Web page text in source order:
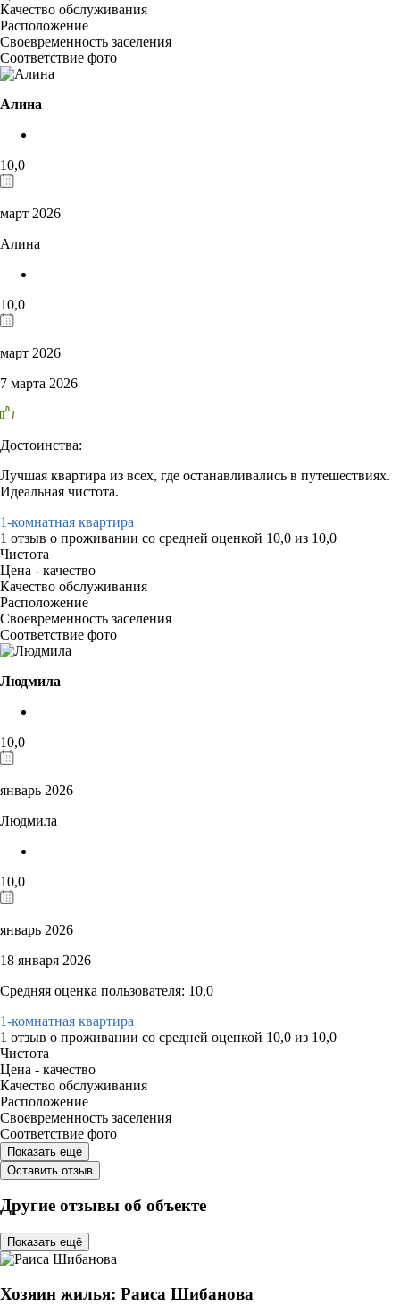
Качество обслуживания
Расположение
Своевременность заселения
Соответствие фото
Алина
10,0
март 2026
Алина
10,0
март 2026
7 марта 2026
Достоинства:
Лучшая квартира из всех, где останавливались в путешествиях.
Идеальная чистота.
1-комнатная квартира
1 отзыв о проживании со средней оценкой 10,0 из 10,0
Чистота
Цена - качество
Качество обслуживания
Расположение
Своевременность заселения
Соответствие фото
Людмила
10,0
январь 2026
Людмила
10,0
январь 2026
18 января 2026
Средняя оценка пользователя: 10,0
1-комнатная квартира
1 отзыв о проживании со средней оценкой 10,0 из 10,0
Чистота
Цена - качество
Качество обслуживания
Расположение
Своевременность заселения
Соответствие фото
Показать ещё
Оставить отзыв
Другие отзывы об объекте
Показать ещё
Хозяин жилья: Раиса Шибанова